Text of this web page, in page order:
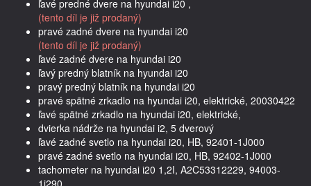
ľavé predné dvere na hyundai i20 ,
(tento díl je již prodaný)
pravé zadné dvere na hyundai i20
(tento díl je již prodaný)
ľavé zadné dvere na hyundai i20
ľavý predný blatník na hyundai i20
pravý predný blatník na hyundai i20
pravé spätné zrkadlo na hyundai i20, elektrické, 20030422
ľavé spätné zrkadlo na hyundai i20, elektrické,
dvierka nádrže na hyundai i2, 5 dverový
ľavé zadné svetlo na hyundai i20, HB, 92401-1J000
pravé zadné svetlo na hyundai i20, HB, 92402-1J000
tachometer na hyundai i20 1,2I, A2C53312229, 94003-
1j290